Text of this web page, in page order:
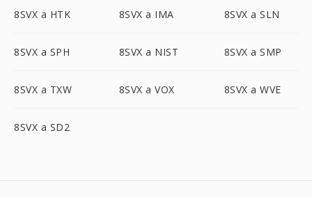
8SVX a HTK 8SVX a IMA 8SVX a SLN
8SVX a SPH 8SVX a NIST 8SVX a SMP
8SVX a TXW 8SVX a VOX 8SVX a WVE
8SVX a SD2